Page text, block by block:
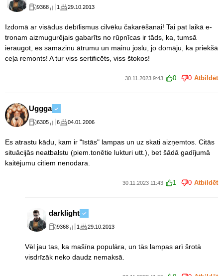
9368 1 29.10.2013
Izdomā ar visādus debīlismus cilvēku čakarēšanai! Tai pat laikā e-
tronam aizmugurējais gabarīts no rūpnīcas ir tāds, ka, tumsā
ieraugot, es samazinu ātrumu un mainu joslu, jo domāju, ka priekšā
ceļa remonts! A tur viss sertificēts, viss štokos!
30.11.2023 9:43 0 0 Atbildēt
Uggga
6305 6 04.01.2006
Es atrastu kādu, kam ir "īstās" lampas un uz skati aizņemtos. Citās
situācijās neatbalstu (piem.tonētie lukturi utt.), bet šādā gadījumā
kaitējumu citiem nenodara.
30.11.2023 11:43 1 0 Atbildēt
darklight
9368 1 29.10.2013
Vēl jau tas, ka mašīna populāra, un tās lampas arī šrotā
visdrīzāk neko daudz nemaksā.